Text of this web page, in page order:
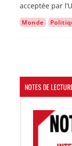
acceptée par
Monde
NOTES DE
Image